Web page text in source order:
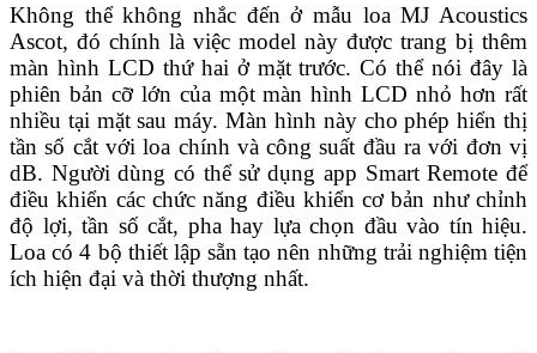
Không thể không nhắc đến ở mẫu loa MJ Acoustics
Ascot, đó chính là việc model này được trang bị thêm
màn hình LCD thứ hai ở mặt trước. Có thể nói đây là
phiên bản cỡ lớn của một màn hình LCD nhỏ hơn rất
nhiều tại mặt sau máy. Màn hình này cho phép hiển thị
tần số cắt với loa chính và công suất đầu ra với đơn vị
dB. Người dùng có thể sử dụng app Smart Remote để
điều khiển các chức năng điều khiển cơ bản như chỉnh
độ lợi, tần số cắt, pha hay lựa chọn đầu vào tín hiệu.
Loa có 4 bộ thiết lập sẵn tạo nên những trải nghiệm tiện
ích hiện đại và thời thượng nhất.